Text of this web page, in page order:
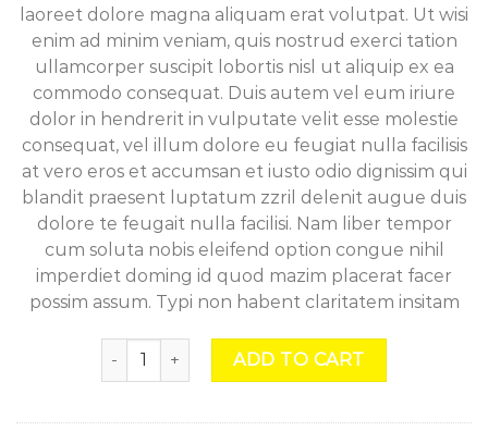
laoreet dolore magna aliquam erat volutpat. Ut wisi
enim ad minim veniam, quis nostrud exerci tation
ullamcorper suscipit lobortis nisl ut aliquip ex ea
commodo consequat. Duis autem vel eum iriure
dolor in hendrerit in vulputate velit esse molestie
consequat, vel illum dolore eu feugiat nulla facilisis
at vero eros et accumsan et iusto odio dignissim qui
blandit praesent luptatum zzril delenit augue duis
dolore te feugait nulla facilisi. Nam liber tempor
cum soluta nobis eleifend option congue nihil
imperdiet doming id quod mazim placerat facer
possim assum. Typi non habent claritatem insitam
Weekend Wine Course quantity
ADD TO CART